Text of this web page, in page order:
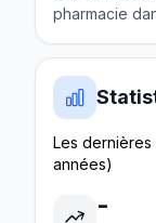
pharmacie
Les
années)
-